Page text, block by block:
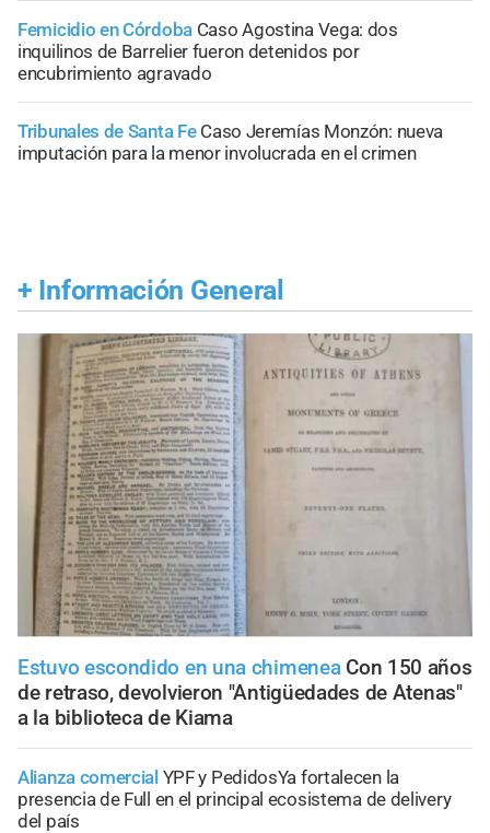
Femicidio en Córdoba Caso Agostina Vega: dos
inquilinos de Barrelier fueron detenidos por
encubrimiento agravado
Tribunales de Santa Fe Caso Jeremías Monzón: nueva
imputación para la menor involucrada en el crimen
+ Información General
Estuvo escondido en una chimenea Con 150 años
de retraso, devolvieron "Antigüedades de Atenas"
a la biblioteca de Kiama
Alianza comercial YPF y PedidosYa fortalecen la
presencia de Full en el principal ecosistema de delivery
del país